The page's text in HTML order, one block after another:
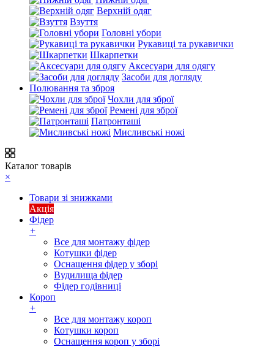
Верхній одяг
Взуття
Головні убори
Рукавиці та рукавички
Шкарпетки
Аксесуари для одягу
Засоби для догляду
Полювання та зброя
Чохли для зброї
Ремені для зброї
Патронташі
Мисливські ножі
Каталог товарів
×
Товари зі знижками
Акція
Фідер
+
Все для монтажу фідер
Котушки фідер
Оснащення фідер у зборі
Вудилища фідер
Фідер годівниці
Короп
+
Все для монтажу короп
Котушки короп
Оснащення короп у зборі